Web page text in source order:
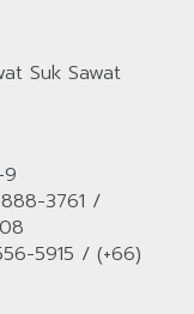
Suk Sawat
3761 /
5915 / (+66)